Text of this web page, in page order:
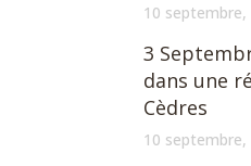
10 septembre,
3
dans une
Cèdres
10 septembre,